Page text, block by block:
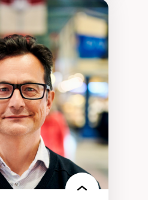
et collectif
et décoloniales
narratologie en
des
et économie solidaire
critiques
culturel